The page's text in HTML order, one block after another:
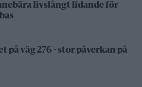
livslångt lidande för
på väg 276 - stor påverkan på